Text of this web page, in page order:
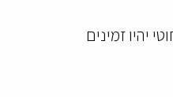
יהיו זמינים